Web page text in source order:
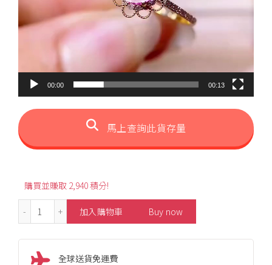
00:00 00:13
馬上查詢此貨存量
購買並賺取 2,940 積分!
0.45ct Fashion Pink Sapphire Ring 數量
加入購物車 Buy now
全球送貨免運費